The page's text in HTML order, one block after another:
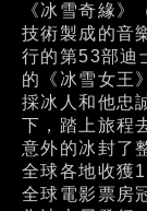
《冰雪奇緣
技術製成的音
行的第53部迪
的《冰雪女王
採冰人和他忠
下，踏上旅程
意外的冰封了
全球各地收獲
全球電影票房